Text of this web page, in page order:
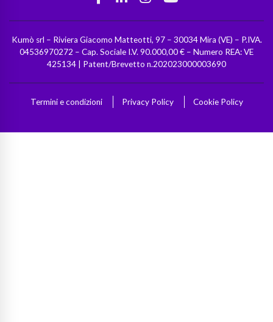
Kumò srl – Riviera Giacomo Matteotti, 97 – 30034 Mira (VE) – P.IVA.
04536970272 – Cap. Sociale I.V. 90.000,00 € – Numero REA: VE
425134 | Patent/Brevetto n.202023000003690
Termini e condizioni Privacy Policy Cookie Policy